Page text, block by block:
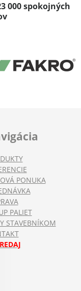
000 spokojných
PONUKA
PALIET
STAVEBNÍKOM